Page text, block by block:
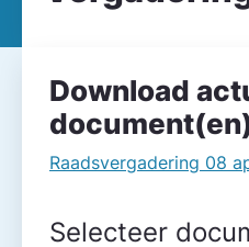
Download
Raadsvergadering 08
Selecteer